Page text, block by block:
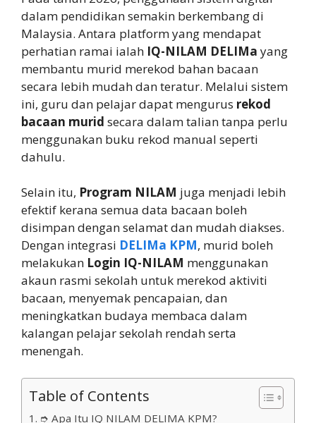
dalam pendidikan semakin berkembang di
Malaysia. Antara platform yang mendapat
perhatian ramai ialah IQ-NILAM DELIMa yang
membantu murid merekod bahan bacaan
secara lebih mudah dan teratur. Melalui sistem
ini, guru dan pelajar dapat mengurus rekod
bacaan murid secara dalam talian tanpa perlu
menggunakan buku rekod manual seperti
dahulu.
Selain itu, Program NILAM juga menjadi lebih
efektif kerana semua data bacaan boleh
disimpan dengan selamat dan mudah diakses.
Dengan integrasi DELIMa KPM, murid boleh
melakukan Login IQ-NILAM menggunakan
akaun rasmi sekolah untuk merekod aktiviti
bacaan, menyemak pencapaian, dan
meningkatkan budaya membaca dalam
kalangan pelajar sekolah rendah serta
menengah.
Table of Contents
➮ Apa Itu IQ NILAM DELIMA KPM?